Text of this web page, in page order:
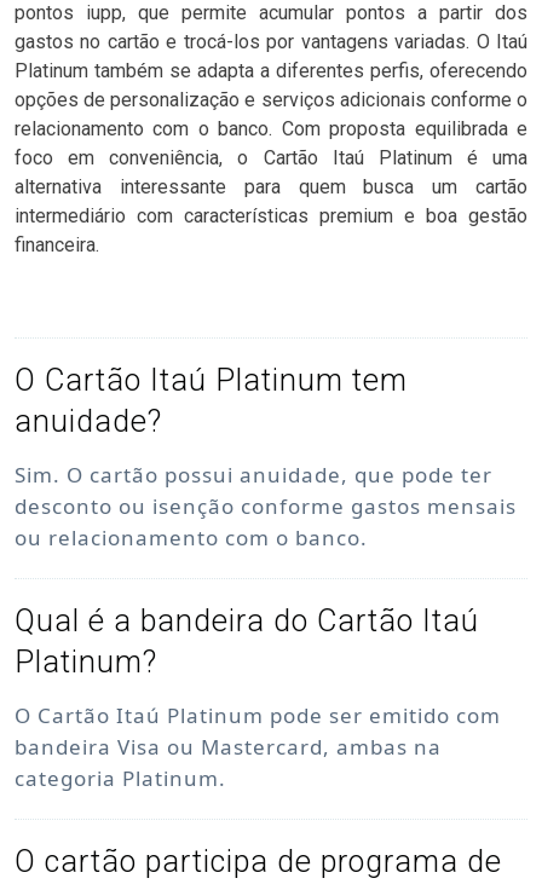
pontos iupp, que permite acumular pontos a partir dos
gastos no cartão e trocá-los por vantagens variadas. O Itaú
Platinum também se adapta a diferentes perfis, oferecendo
opções de personalização e serviços adicionais conforme o
relacionamento com o banco. Com proposta equilibrada e
foco em conveniência, o Cartão Itaú Platinum é uma
alternativa interessante para quem busca um cartão
intermediário com características premium e boa gestão
financeira.
O Cartão Itaú Platinum tem
anuidade?
Sim. O cartão possui anuidade, que pode ter
desconto ou isenção conforme gastos mensais
ou relacionamento com o banco.
Qual é a bandeira do Cartão Itaú
Platinum?
O Cartão Itaú Platinum pode ser emitido com
bandeira Visa ou Mastercard, ambas na
categoria Platinum.
O cartão participa de programa de